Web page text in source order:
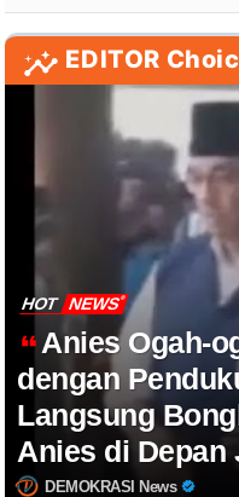
EDITOR
HOT NEWS
Anies Ogah-
dengan
Langsung
Anies di Depan
DEMOKRASI News